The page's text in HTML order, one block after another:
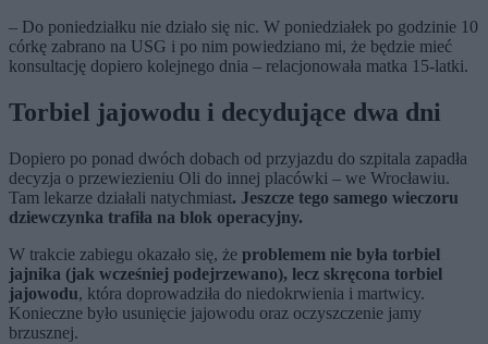
– Do poniedziałku nie działo się nic. W poniedziałek po godzinie 10
córkę zabrano na USG i po nim powiedziano mi, że będzie mieć
konsultację dopiero kolejnego dnia – relacjonowała matka 15-latki.
Torbiel jajowodu i decydujące dwa dni
Dopiero po ponad dwóch dobach od przyjazdu do szpitala zapadła
decyzja o przewiezieniu Oli do innej placówki – we Wrocławiu.
Tam lekarze działali natychmiast. Jeszcze tego samego wieczoru
dziewczynka trafiła na blok operacyjny.
W trakcie zabiegu okazało się, że problemem nie była torbiel
jajnika (jak wcześniej podejrzewano), lecz skręcona torbiel
jajowodu, która doprowadziła do niedokrwienia i martwicy.
Konieczne było usunięcie jajowodu oraz oczyszczenie jamy
brzusznej.